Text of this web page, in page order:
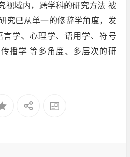
视域内，跨学科的研究方法 被
究已从单一的修辞学角度，发
言学、心理学、语用学、符号
播学 等多角度、多层次的研